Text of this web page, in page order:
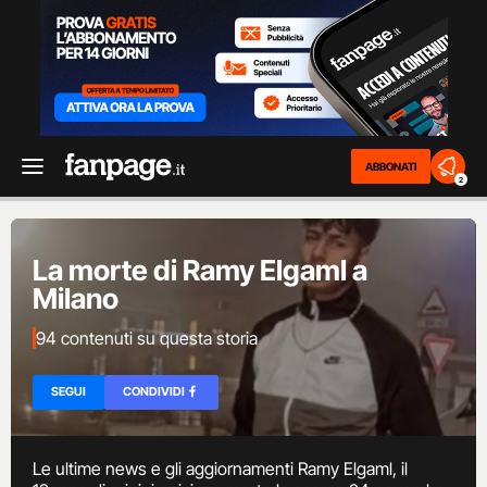
ABBONATI
2
La morte di Ramy Elgaml a
Milano
94 contenuti su questa storia
SEGUI CONDIVIDI
Le ultime news e gli aggiornamenti Ramy Elgaml, il